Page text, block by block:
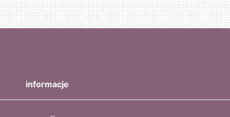
informacje